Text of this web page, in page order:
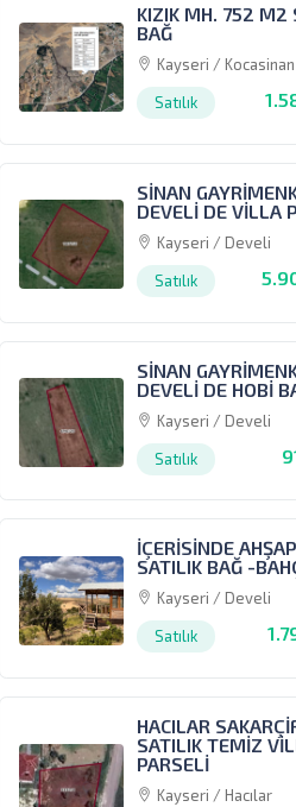
KIZIK MH. 752 M2
BAĞ
Kayseri / Kocasinan
Satılık
SİNAN
DEVELİ DE VİLLA
Kayseri / Develi
Satılık
SİNAN
DEVELİ DE HOBİ
Kayseri / Develi
Satılık
İÇERİSİNDE
SATILIK BAĞ -
Kayseri / Develi
Satılık
HACILAR
SATILIK TEMİZ
PARSELİ
Kayseri / Hacılar